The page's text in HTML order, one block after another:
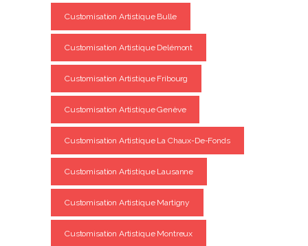
Customisation Artistique Bulle
Customisation Artistique Delémont
Customisation Artistique Fribourg
Customisation Artistique Genève
Customisation Artistique La Chaux-De-Fonds
Customisation Artistique Lausanne
Customisation Artistique Martigny
Customisation Artistique Montreux